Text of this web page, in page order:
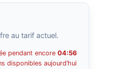
au tarif actuel.
pendant encore 04:55
disponibles aujourd’hui